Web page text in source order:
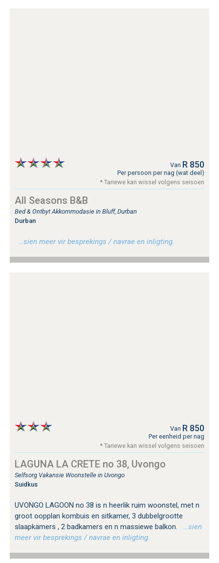
Van R 850
Per persoon per nag (wat deel)
* Tariewe kan wissel volgens seisoen
All Seasons B&B
Bed & Ontbyt Akkommodasie in Bluff, Durban
Durban
…sien meer vir besprekings / navrae en inligting.
Van R 850
Per eenheid per nag
* Tariewe kan wissel volgens seisoen
LAGUNA LA CRETE no 38, Uvongo
Selfsorg Vakansie Woonstelle in Uvongo
Suidkus
UVONGO LAGOON no 38 is n heerlik ruim woonstel, met n
groot oopplan kombuis en sitkamer, 3 dubbelgrootte
slaapkamers , 2 badkamers en n massiewe balkon.
…sien
meer vir besprekings / navrae en inligting.